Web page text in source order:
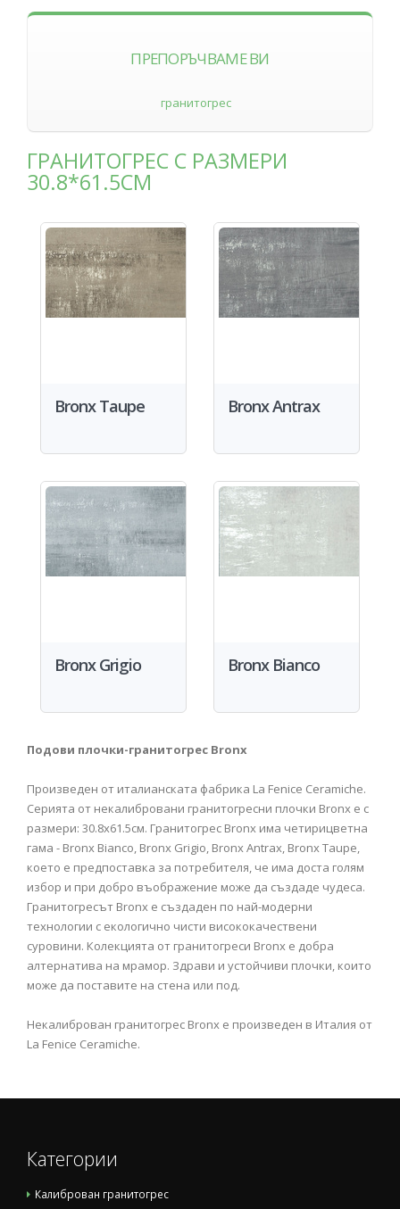
ПРЕПОРЪЧВАМЕ ВИ
гранитогрес
ГРАНИТОГРЕС С РАЗМЕРИ
30.8*61.5СМ
Bronx Taupe Bronx Antrax
Bronx Grigio Bronx Bianco
Подови плочки-гранитогрес Bronx
Произведен от италианската фабрика La Fenice Ceramiche.
Серията от некалибровани гранитогресни плочки Bronx е с
размери: 30.8х61.5см. Гранитогрес Bronx има четирицветна
гама - Bronx Bianco, Bronx Grigio, Bronx Antrax, Bronx Taupe,
което е предпоставка за потребителя, че има доста голям
избор и при добро въображение може да създаде чудеса.
Гранитогресът Bronx е създаден по най-модерни
технологии с екологично чисти висококачествени
суровини. Колекцията от гранитогреси Bronx е добра
алтернатива на мрамор. Здрави и устойчиви плочки, които
може да поставите на стена или под.
Некалиброван гранитогрес Bronx е произведен в Италия от
La Fenice Ceramiche.
Категории
Калиброван гранитогрес